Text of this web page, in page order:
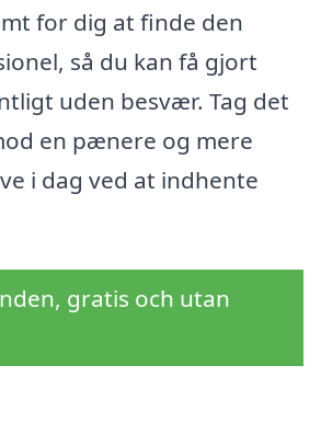
for dig at finde den
så du kan få gjort
uden besvær. Tag det
en pænere og mere
i dag ved at indhente
gratis och utan